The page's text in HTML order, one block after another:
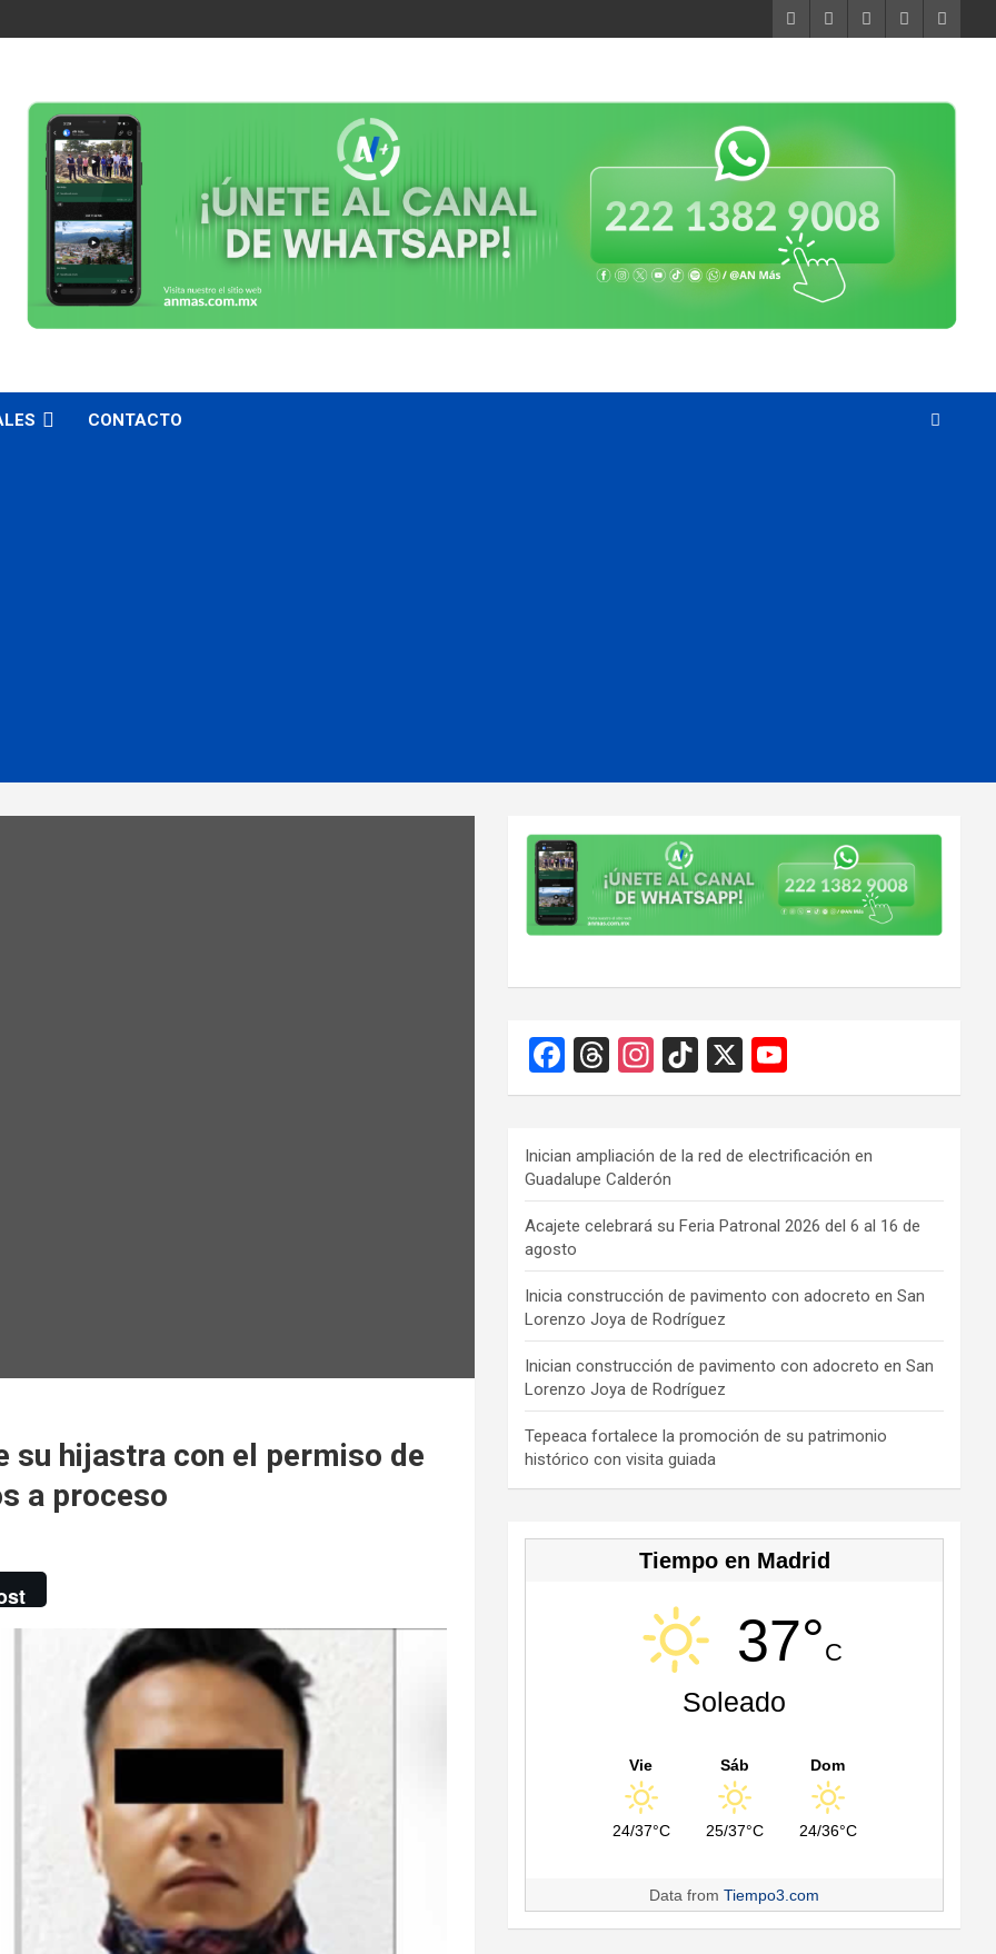
CONTACTO
su hijastra con el permiso de
a proceso
F
a
b
o
o
k
T
hr
a
d
s
In
st
gr
a
m
Ti
k
o
k
X
o
T
u
b
e
C
h
a
n
n
el
Inician ampliación de la red de electrificación en
Guadalupe Calderón
Acajete celebrará su Feria Patronal 2026 del 6 al 16 de
agosto
Inicia construcción de pavimento con adocreto en San
Lorenzo Joya de Rodríguez
Inician construcción de pavimento con adocreto en San
Lorenzo Joya de Rodríguez
Tepeaca fortalece la promoción de su patrimonio
histórico con visita guiada
Tiempo en Madrid
37°C
Soleado
Vie
24/37°C
Sáb
25/37°C
Dom
24/36°C
Data fromTiempo3.com